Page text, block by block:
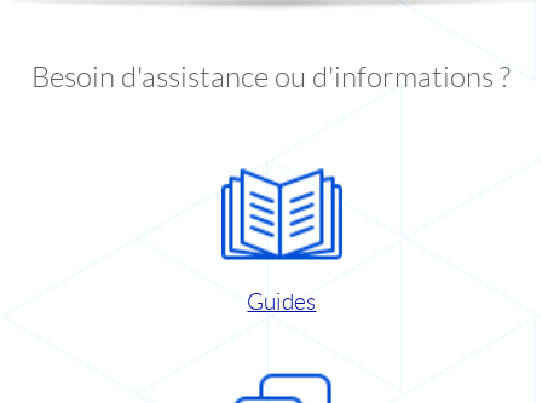
Besoin d'assistance ou d'informations ?
Guides